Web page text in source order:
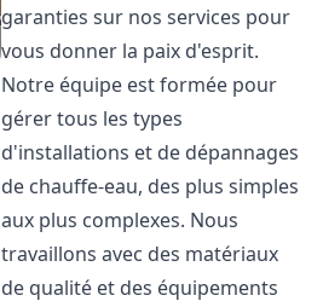
garanties sur nos services pour
vous donner la paix d'esprit.
Notre équipe est formée pour
gérer tous les types
d'installations et de dépannages
de chauffe-eau, des plus simples
aux plus complexes. Nous
travaillons avec des matériaux
de qualité et des équipements